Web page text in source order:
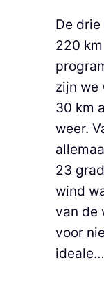
De
220
zijn we
30 km
weer.
23
wind
van de
voor
ideale…